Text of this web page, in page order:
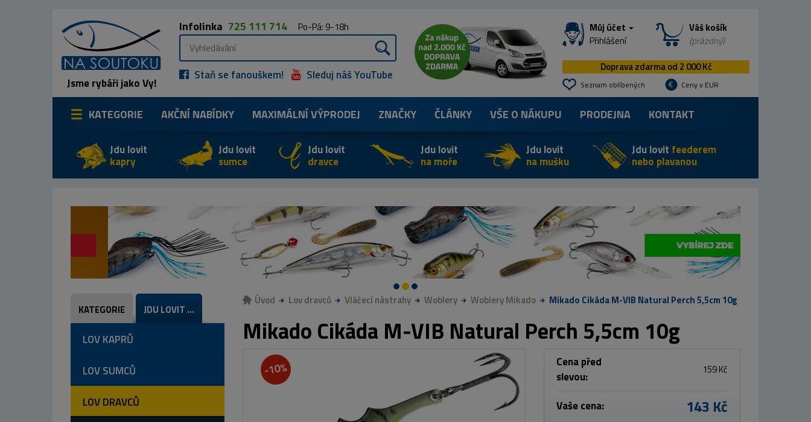
Jsme rybáři jako Vy!
Infolinka 725 111 714 Po-Pá: 9-18h
Staň se fanouškem! Sleduj náš YouTube
Můj účet
Přihlášení
Váš košík
(prázdný)
Doprava zdarma od 2 000 Kč
Seznam oblíbených Ceny v EUR
KATEGORIE AKČNÍ NABÍDKY MAXIMÁLNÍVÝPRODEJ ZNAČKY ČLÁNKY VŠE O NÁKUPU PRODEJNA KONTAKT
Jdu lovit
kapry
Jdu lovit
sumce
Jdu lovit
dravce
Jdu lovit
na moře
Jdu lovit
na mušku
Jdu lovit feederem
nebo plavanou
KATEGORIE JDU LOVIT ...
LOV KAPRŮ
LOV SUMCŮ
LOV DRAVCŮ
Úvod Lov dravců Vláčecí nástrahy Woblery Woblery Mikado Mikado Cikáda M-VIB Natural Perch 5,5cm 10g
Mikado Cikáda M-VIB Natural Perch 5,5cm 10g
-10%
Cena před
slevou:
159 Kč
Vaše cena: 143 Kč